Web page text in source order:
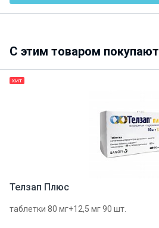
C этим товаром покупают
ХИТ
Телзап Плюс
таблетки 80 мг+12,5 мг 90 шт.